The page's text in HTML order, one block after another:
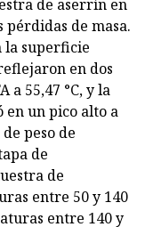
de aserrín en
de masa.
la superficie
en dos
a 55,47 °C, y la
en un pico alto a
peso de
de
de
entre 50 y 140
entre 140 y